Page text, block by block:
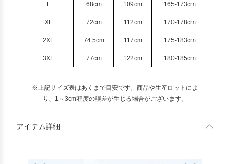
L 68cm 109cm 165-173cm
XL 72cm 112cm 170-178cm
2XL 74.5cm 117cm 175-183cm
3XL 77cm 122cm 180-185cm
※上記サイズ表はあくまで目安です。商品や生産ロットによ
り、1～3cm程度の誤差が生じる場合がございます。
アイテム詳細